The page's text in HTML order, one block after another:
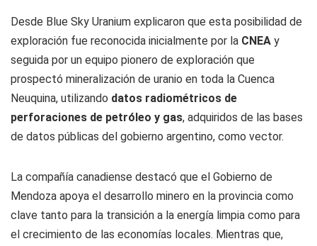
Desde Blue Sky Uranium explicaron que esta posibilidad de
exploración fue reconocida inicialmente por la CNEA y
seguida por un equipo pionero de exploración que
prospectó mineralización de uranio en toda la Cuenca
Neuquina, utilizando datos radiométricos de
perforaciones de petróleo y gas, adquiridos de las bases
de datos públicas del gobierno argentino, como vector.
La compañía canadiense destacó que el Gobierno de
Mendoza apoya el desarrollo minero en la provincia como
clave tanto para la transición a la energía limpia como para
el crecimiento de las economías locales. Mientras que,